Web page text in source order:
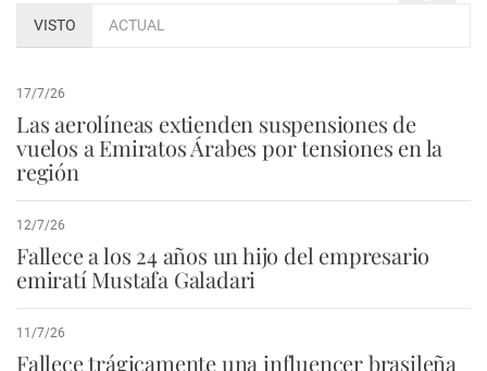
VISTO ACTUAL
17/7/26
Las aerolíneas extienden suspensiones de
vuelos a Emiratos Árabes por tensiones en la
región
12/7/26
Fallece a los 24 años un hijo del empresario
emiratí Mustafa Galadari
11/7/26
Fallece trágicamente una influencer brasileña